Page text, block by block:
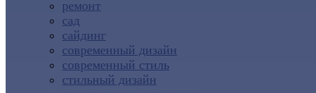
ремонт
сад
сайдинг
современный дизайн
современный стиль
стильный дизайн